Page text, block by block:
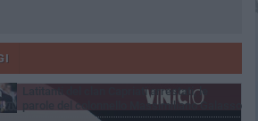
Due auto incendiate nella notte in via Dieta
SABATO 8 AGOSTO
Latitanti del clan Capriati arrestati, le
parole del colonnello Massimiliano Galasso